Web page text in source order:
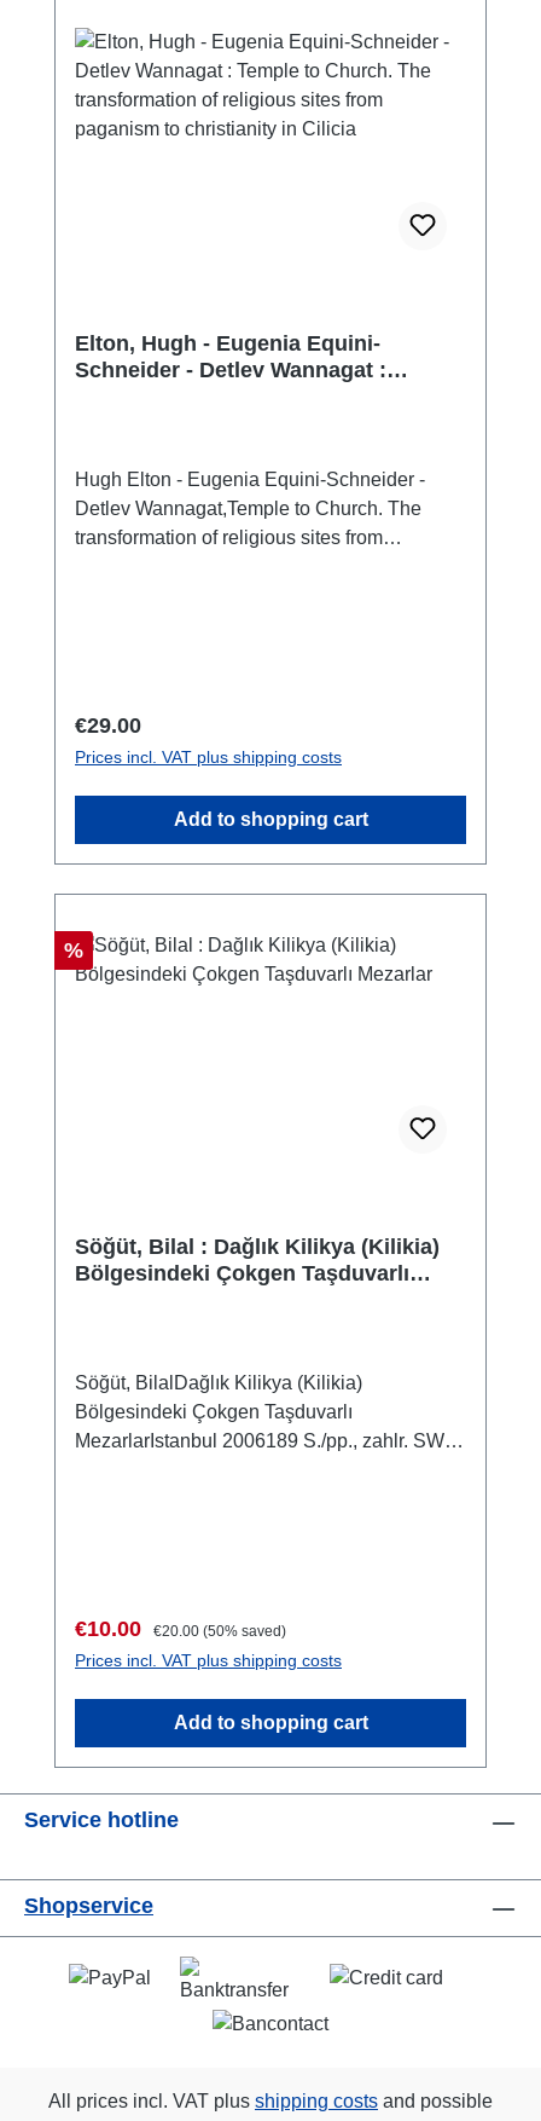
Elton, Hugh - Eugenia Equini-
Schneider - Detlev Wannagat :
Hugh Elton - Eugenia Equini-Schneider -
Detlev Wannagat,Temple to Church. The
transformation of religious sites from
Regular price:
€29.00
Prices incl. VAT plus shipping costs
Add to shopping cart
Discount
%
Söğüt, Bilal : Dağlık Kilikya (Kilikia)
Bölgesindeki Çokgen Taşduvarlı
Söğüt, BilalDağlık Kilikya (Kilikia)
Bölgesindeki Çokgen Taşduvarlı
MezarlarIstanbul 2006189 S./pp., zahlr. SW-
Sale price:
€10.00 Regular price:
€20.00 (50% saved)
Prices incl. VAT plus shipping costs
Add to shopping cart
Service hotline
Shopservice
All prices incl. VAT plus shipping costs and possible